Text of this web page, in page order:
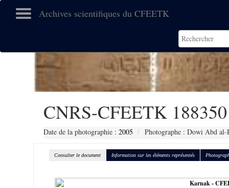
Archives scientifiques du CFEETK
CNRS-CFEETK 188350
Date de la photographie : 2005 Photographe : Dowi Abd
Consulter le document Information sur les éléments représentés